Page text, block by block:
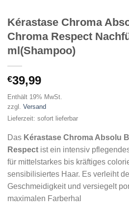
Kérastase Chroma
Chroma Respect
ml(Shampoo)
€39,99
Enthält 19% MwSt.
zzgl. Versand
Lieferzeit: sofort lieferbar
Das Kérastase Chroma Absolu
Respect ist ein intensiv
für mittelstarkes bis kräftiges
sensibilisiertes Haar. Es verleiht
Geschmeidigkeit und versiegelt
maximalen Farberhal